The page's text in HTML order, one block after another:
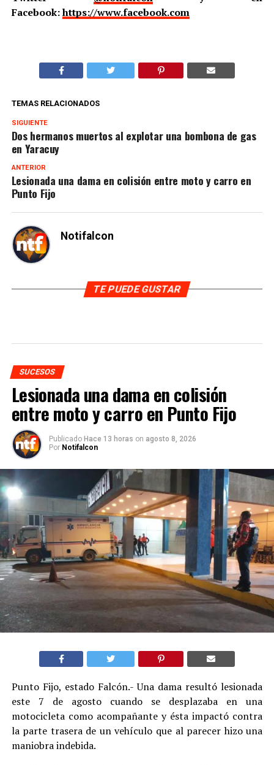
Facebook:https://www.facebook.com
TEMAS RELACIONADOS
SIGUIENTE
Dos hermanos muertos al explotar una bombona de gas
en Yaracuy
ANTERIOR
Lesionada una dama en colisión entre moto y carro en
Punto Fijo
Notifalcon
TE PUEDE GUSTAR
SUCESOS
Lesionada una dama en colisión
entre moto y carro en Punto Fijo
Publicado Hace 13 horas on agosto 8, 2026
Por Notifalcon
Punto Fijo, estado Falcón.- Una dama resultó lesionada
este 7 de agosto cuando se desplazaba en una
motocicleta como acompañante y ésta impactó contra
la parte trasera de un vehículo que al parecer hizo una
maniobra indebida.